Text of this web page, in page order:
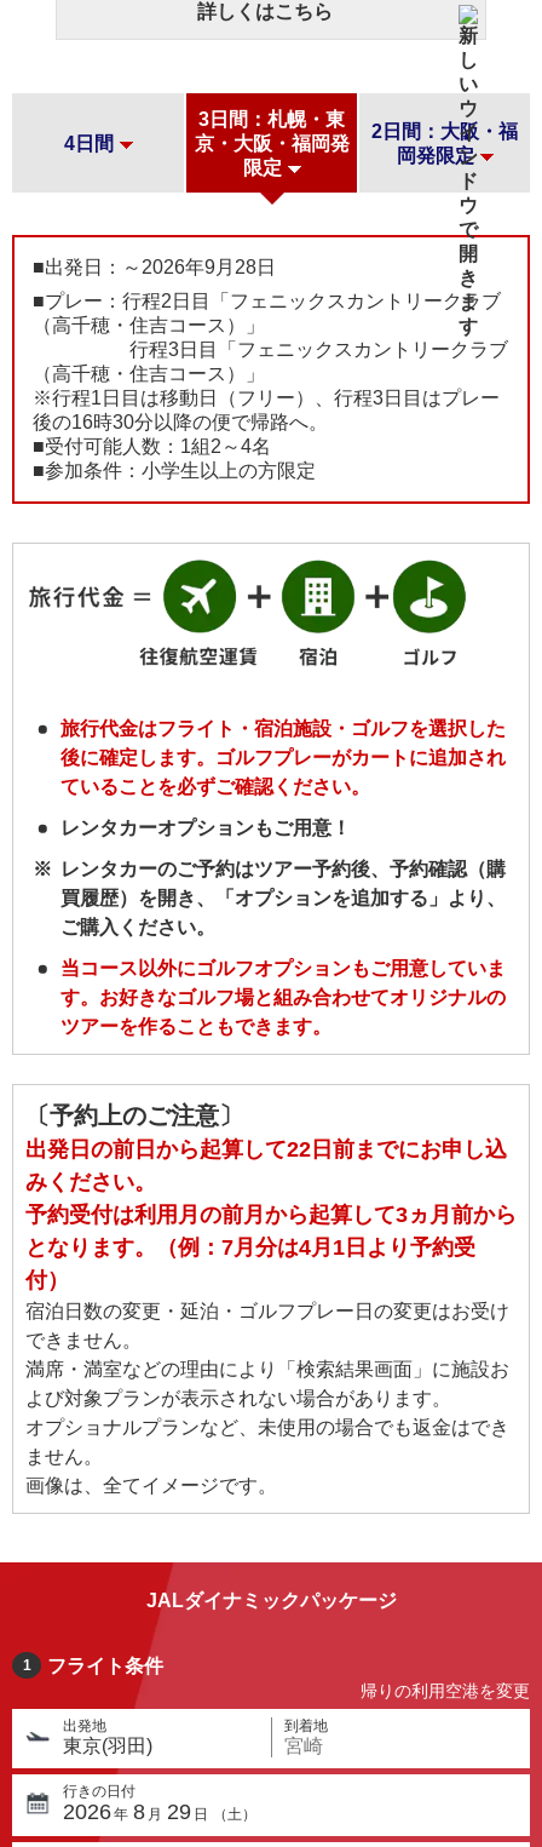
詳しくはこちら
4日間
3日間：札幌・東
京・大阪・福岡発
限定
2日間：大阪・福
岡発限定
■出発日：～2026年9月28日
■プレー：行程2日目「フェニックスカントリークラブ
（高千穂・住吉コース）」
行程3日目「フェニックスカントリークラブ
（高千穂・住吉コース）」
※行程1日目は移動日（フリー）、行程3日目はプレー
後の16時30分以降の便で帰路へ。
■受付可能人数：1組2～4名
■参加条件：小学生以上の方限定
旅行代金はフライト・宿泊施設・ゴルフを選択した
後に確定します。ゴルフプレーがカートに追加され
ていることを必ずご確認ください。
レンタカーオプションもご用意！
レンタカーのご予約はツアー予約後、予約確認（購
買履歴）を開き、「オプションを追加する」より、
ご購入ください。
当コース以外にゴルフオプションもご用意していま
す。お好きなゴルフ場と組み合わせてオリジナルの
ツアーを作ることもできます。
〔予約上のご注意〕
出発日の前日から起算して22日前までにお申し込
みください。
予約受付は利用月の前月から起算して3ヵ月前から
となります。（例：7月分は4月1日より予約受
付）
宿泊日数の変更・延泊・ゴルフプレー日の変更はお受け
できません。
満席・満室などの理由により「検索結果画面」に施設お
よび対象プランが表示されない場合があります。
オプショナルプランなど、未使用の場合でも返金はでき
ません。
画像は、全てイメージです。
JALダイナミックパッケージ
1 フライト条件
帰りの利用空港を変更
出発地
東京(羽田)
到着地
宮崎
行きの日付
2026年 8 月 29 日 （土）